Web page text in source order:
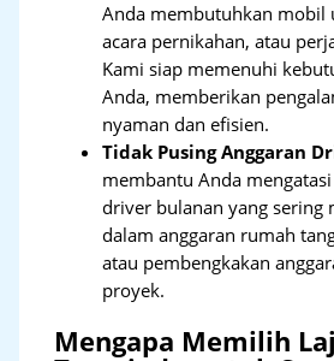
Anda membutuhkan mobil
acara pernikahan, atau
Kami siap memenuhi
Anda, memberikan
nyaman dan efisien.
Tidak Pusing Anggaran
membantu Anda
driver bulanan yang sering
dalam anggaran rumah
atau pembengkakan
proyek.
Mengapa Memilih